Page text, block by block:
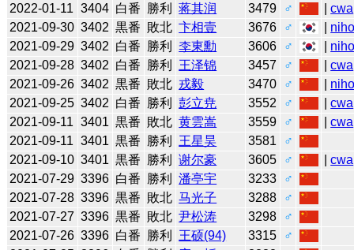
2022-01-11 3404 白番 勝利 蒋其润 3479 ♂ |cwa
2021-09-30 3402 黒番 敗北 卞相壹 3676 ♂
2021-09-29 3402 白番 勝利 李東勳 3606 ♂
2021-09-28 3402 白番 勝利 王泽锦 3457 ♂ |cwa
2021-09-26 3402 黒番 敗北 戎毅 3470 ♂
2021-09-25 3402 白番 勝利 彭立尭 3552 ♂ |cwa
2021-09-11 3401 黒番 敗北 黄雲嵩 3559 ♂ |cwa
2021-09-11 3401 黒番 勝利 王星昊 3581
♂
2021-09-10 3401 黒番 勝利 谢尔豪 3605 ♂ |cwa
2021-07-29 3396 白番 勝利 潘亭宇 3233
♂
2021-07-28 3396 黒番 敗北 马光子 3288
♂
2021-07-27 3396 黒番 敗北 尹松涛 3298
♂
2021-07-26 3396 白番 勝利 王硕(94) 3315
♂